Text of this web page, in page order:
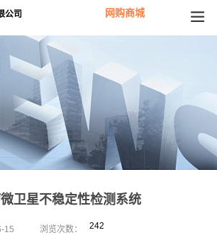
网购商城
卫星不稳定性检测系统
15 浏览次数： 242